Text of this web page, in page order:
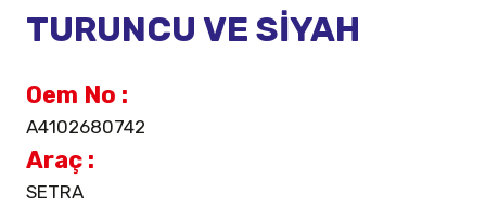
TURUNCU VE SİYAH
Oem No :
A4102680742
Araç :
SETRA